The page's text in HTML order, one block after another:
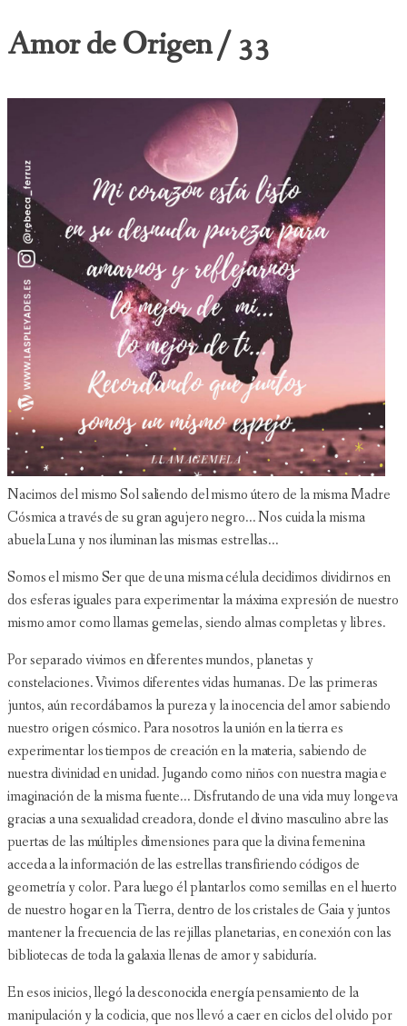
Amor de Origen / 33
Nacimos del mismo Sol saliendo del mismo útero de la misma Madre
Cósmica a través de su gran agujero negro... Nos cuida la misma
abuela Luna y nos iluminan las mismas estrellas...
Somos el mismo Ser que de una misma célula decidimos dividirnos en
dos esferas iguales para experimentar la máxima expresión de nuestro
mismo amor como llamas gemelas, siendo almas completas y libres.
Por separado vivimos en diferentes mundos, planetas y
constelaciones. Vivimos diferentes vidas humanas. De las primeras
juntos, aún recordábamos la pureza y la inocencia del amor sabiendo
nuestro origen cósmico. Para nosotros la unión en la tierra es
experimentar los tiempos de creación en la materia, sabiendo de
nuestra divinidad en unidad. Jugando como niños con nuestra magia e
imaginación de la misma fuente... Disfrutando de una vida muy longeva
gracias a una sexualidad creadora, donde el divino masculino abre las
puertas de las múltiples dimensiones para que la divina femenina
acceda a la información de las estrellas transfiriendo códigos de
geometría y color. Para luego él plantarlos como semillas en el huerto
de nuestro hogar en la Tierra, dentro de los cristales de Gaia y juntos
mantener la frecuencia de las rejillas planetarias, en conexión con las
bibliotecas de toda la galaxia llenas de amor y sabiduría.
En esos inicios, llegó la desconocida energía pensamiento de la
manipulación y la codicia, que nos llevó a caer en ciclos del olvido por